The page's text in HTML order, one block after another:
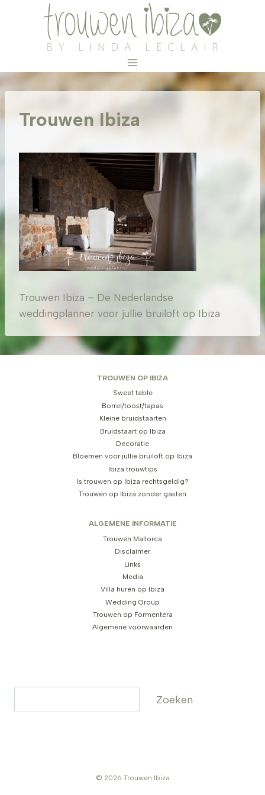
Trouwen Ibiza
Trouwen Ibiza – De Nederlandse
weddingplanner voor jullie bruiloft op Ibiza
TROUWEN OP IBIZA
Sweet table
Borrel/toost/tapas
Kleine bruidstaarten
Bruidstaart op Ibiza
Decoratie
Bloemen voor jullie bruiloft op Ibiza
Ibiza trouwtips
Is trouwen op Ibiza rechtsgeldig?
Trouwen op Ibiza zonder gasten
ALGEMENE INFORMATIE
Trouwen Mallorca
Disclaimer
Links
Media
Villa huren op Ibiza
Wedding Group
Trouwen op Formentera
Algemene voorwaarden
Zoeken
© 2026 Trouwen Ibiza